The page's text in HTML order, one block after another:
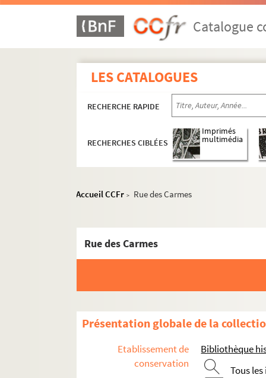
Catalogue
LES CATALOGUES
RECHERCHE RAPIDE
RECHERCHES CIBLÉES
Imprimés
multimédia
Accueil CCFr > Rue des Carmes
Rue des Carmes
Présentation globale de la
Etablissement de
conservation
Bibliothèque
Tous